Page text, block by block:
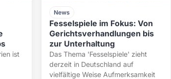
ist
News
Fesselspiele im Fokus: Von
Gerichtsverhandlungen bis
zur Unterhaltung
Das Thema 'Fesselspiele' zieht
derzeit in Deutschland auf
vielfältige Weise Aufmerksamkeit